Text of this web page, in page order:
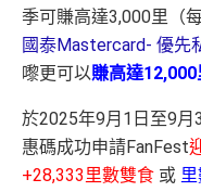
季可賺高達3,000里（
國泰Mastercard- 優先
嚟更可以賺高達12,000
於2025年9月1日至9
惠碼成功申請FanFest
+28,333里數雙食 或